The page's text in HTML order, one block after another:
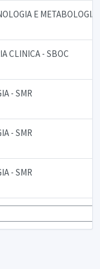
E
CLINICA - SBOC
- SMR
- SMR
- SMR